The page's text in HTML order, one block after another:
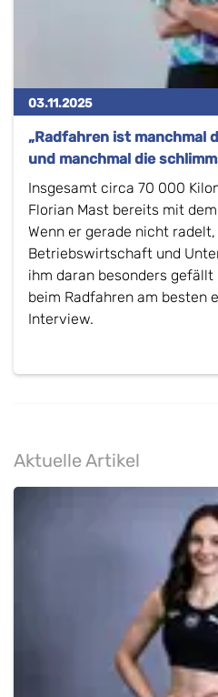
03.11.2025
„Radfahren ist manchmal
und manchmal die
Insgesamt circa 70 000
Florian Mast bereits mit
Wenn er gerade nicht
Betriebswirtschaft und
ihm daran besonders
beim Radfahren am besten
Interview.
Aktuelle Artikel